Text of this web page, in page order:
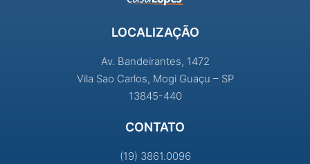
LOCALIZAÇÃO
Av. Bandeirantes, 1472
Vila Sao Carlos, Mogi Guaçu – SP
13845-440
CONTATO
(19) 3861.0096